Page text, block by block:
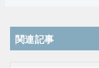
関連記事